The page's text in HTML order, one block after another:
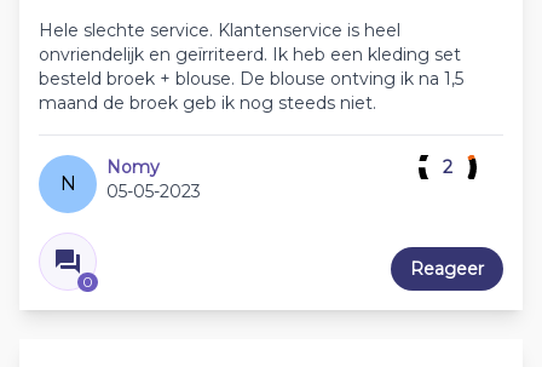
Hele slechte service. Klantenservice is heel
onvriendelijk en geïrriteerd. Ik heb een kleding set
besteld broek + blouse. De blouse ontving ik na 1,5
maand de broek geb ik nog steeds niet.
N
Nomy
05-05-2023
0
2
Reageer